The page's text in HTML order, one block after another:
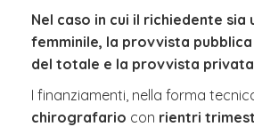
Nel caso in cui il richiedente sia
femminile, la provvista pubblica
del totale e la provvista privata
I finanziamenti, nella forma
chirografario con rientri